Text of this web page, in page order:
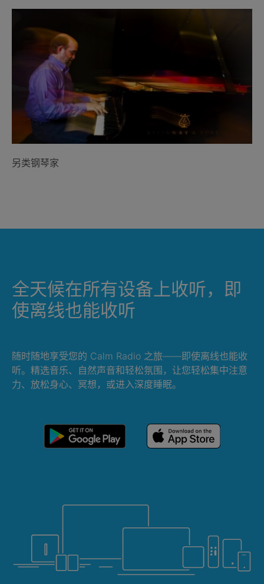
另类钢琴家
全天候在所有设备上收听，即
使离线也能收听
随时随地享受您的 Calm Radio 之旅——即使离线也能收
听。精选音乐、自然声音和轻松氛围，让您轻松集中注意
力、放松身心、冥想，或进入深度睡眠。